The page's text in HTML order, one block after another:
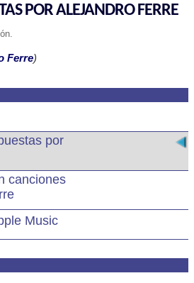
POR ALEJANDRO FERRE
por
canciones
Music
Ferre)